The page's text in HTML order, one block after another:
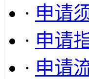
· 申请
· 申请
· 申请